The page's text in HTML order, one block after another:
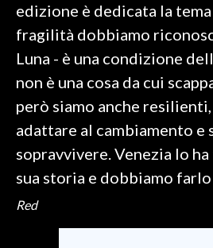
#CARAUNIONE
3 MINUTI CON
INFO AZIENDE
edizione è dedicata la
fragilità dobbiamo
Luna - è una condizione
non è una cosa da cui
però siamo anche
adattare al cambiamento e
sopravvivere. Venezia lo
sua storia e dobbiamo
Red